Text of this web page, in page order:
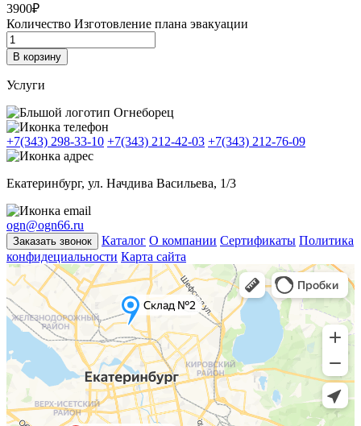
3900₽
Количество Изготовление плана эвакуации
В корзину
Услуги
+7(343) 298-33-10 +7(343) 212-42-03 +7(343) 212-76-09
Екатеринбург, ул. Начдива Васильева, 1/3
ogn@ogn66.ru
Заказать звонок Каталог О компании Сертификаты Политика
конфидециальности Карта сайта